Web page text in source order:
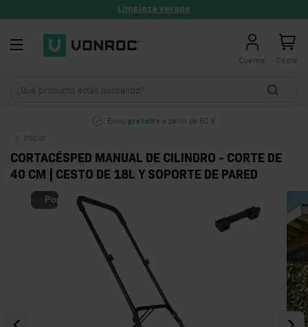
Limpieza verano
Cuenta Cesta
Envío gratuito a partir de 50 €
Inicio
CORTACÉSPED MANUAL DE CILINDRO - CORTE DE
40 CM | CESTO DE 18L Y SOPORTE DE PARED
Popular